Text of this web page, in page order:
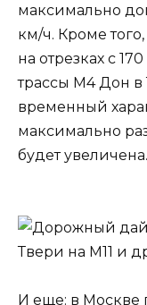
максимально
км/ч. Кроме
на отрезках с
трассы М4 Дон в
временный
максимально
будет увеличена.
И еще: в Москве